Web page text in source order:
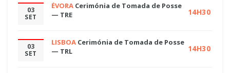
03
SET
ÉVORA Cerimónia de Tomada de Posse
— TRE
14H30
03
SET
LISBOA Cerimónia de Tomada de Posse
— TRL
14H30